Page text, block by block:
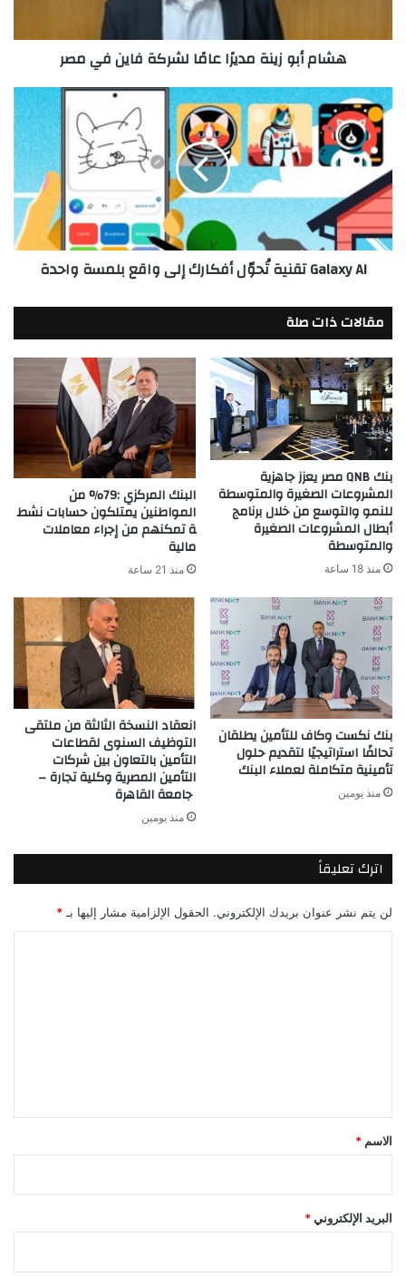
مصر
هشام أبو زينة مديرًا عامًا لشركة فاين في مصر
Galaxy
AI
تقنية
تُحوّل
أفكارك
إلى
واقع
بلمسة
واحدة
Galaxy AI تقنية تُحوّل أفكارك إلى واقع بلمسة واحدة
مقالات ذات صلة
بنك QNB مصر يعزز جاهزية
المشروعات الصغيرة والمتوسطة
للنمو والتوسع من خلال برنامج
أبطال المشروعات الصغيرة
والمتوسطة
منذ 18 ساعة
البنك المركزي :79% من
المواطنين يمتلكون حسابات نشط
ة تمكنهم من إجراء معاملات
مالية
منذ 21 ساعة
بنك نكست وكاف للتأمين يطلقان
تحالفًا استراتيجيًا لتقديم حلول
تأمينية متكاملة لعملاء البنك
منذ يومين
انعقاد النسخة الثالثة من ملتقى
التوظيف السنوى لقطاعات
التأمين بالتعاون بين شركات
التأمين المصرية وكلية تجارة –
جامعة القاهرة
منذ يومين
اترك تعليقاً
لن يتم نشر عنوان بريدك الإلكتروني. الحقول الإلزامية مشار إليها بـ *
*
الاسم *
البريد الإلكتروني *